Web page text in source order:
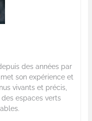
des années par
son expérience et
vivants et précis,
espaces verts